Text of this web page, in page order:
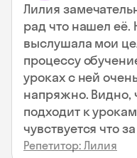
Лилия
рад что нашел её.
выслушала мои
процессу
уроках с ней
напряжно. Видно,
подходит к
чувствуется что
Репетитор: Лилия